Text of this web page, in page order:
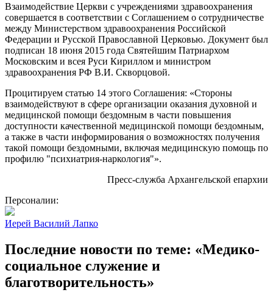
Взаимодействие Церкви с учреждениями здравоохранения
совершается в соответствии с Соглашением о сотрудничестве
между Министерством здравоохранения Российской
Федерации и Русской Православной Церковью. Документ был
подписан 18 июня 2015 года Святейшим Патриархом
Московским и всея Руси Кириллом и министром
здравоохранения РФ В.И. Скворцовой.
Процитируем статью 14 этого Соглашения: «Стороны
взаимодействуют в сфере организации оказания духовной и
медицинской помощи бездомным в части повышения
доступности качественной медицинской помощи бездомным,
а также в части информирования о возможностях получения
такой помощи бездомными, включая медицинскую помощь по
профилю "психиатрия-наркология"».
Пресс-служба Архангельской епархии
Персоналии:
Иерей Василий Лапко
Последние новости по теме: «Медико-
социальное служение и
благотворительность»